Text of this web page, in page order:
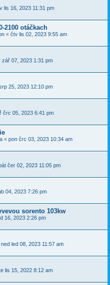
lis 16, 2023 11:31 pm
2100 otáčkach
« čtv lis 02, 2023 9:55 am
zář 07, 2023 1:31 pm
25, 2023 12:10 pm
črc 05, 2023 6:41 pm
« pon črc 03, 2023 10:34 am
čer 02, 2023 11:05 pm
04, 2023 7:26 pm
sorento 103kw
16, 2023 2:26 pm
ned led 08, 2023 11:57 am
lis 15, 2022 8:12 am